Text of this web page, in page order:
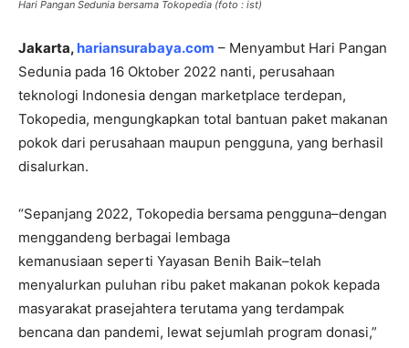
Hari Pangan Sedunia bersama Tokopedia (foto : ist)
Jakarta, hariansurabaya.com – Menyambut Hari Pangan
Sedunia pada 16 Oktober 2022 nanti, perusahaan
teknologi Indonesia dengan marketplace terdepan,
Tokopedia, mengungkapkan total bantuan paket makanan
pokok dari perusahaan maupun pengguna, yang berhasil
disalurkan.
“Sepanjang 2022, Tokopedia bersama pengguna–dengan
menggandeng berbagai lembaga
kemanusiaan seperti Yayasan Benih Baik–telah
menyalurkan puluhan ribu paket makanan pokok kepada
masyarakat prasejahtera terutama yang terdampak
bencana dan pandemi, lewat sejumlah program donasi,”